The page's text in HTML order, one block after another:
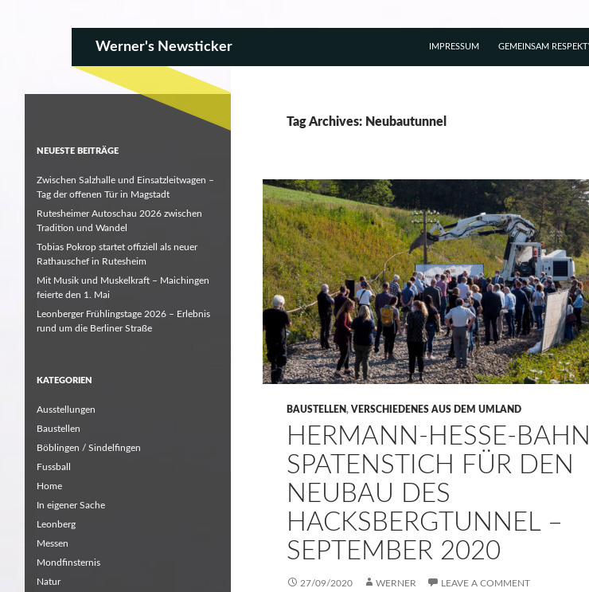
Werner's Newsticker GEMEINSAM
IMPRESSUM
Tag Archives: Neubautunnel
BAUSTELLEN, VERSCHIEDENES AUS DEM UMLAND
HERMANN-HESSE-
SPATENSTICH FÜR DEN
NEUBAU DES
HACKSBERGTUNNEL –
SEPTEMBER 2020
27/09/2020 WERNER LEAVE A COMMENT
NEUESTE BEITRÄGE
Zwischen Salzhalle und Einsatzleitwagen –
Tag der offenen Tür in Magstadt
Rutesheimer Autoschau 2026 zwischen
Tradition und Wandel
Tobias Pokrop startet offiziell als neuer
Rathauschef in Rutesheim
Mit Musik und Muskelkraft – Maichingen
feierte den 1. Mai
Leonberger Frühlingstage 2026 – Erlebnis
rund um die Berliner Straße
KATEGORIEN
Ausstellungen
Baustellen
Böblingen / Sindelfingen
Fussball
Home
In eigener Sache
Leonberg
Messen
Mondfinsternis
Natur